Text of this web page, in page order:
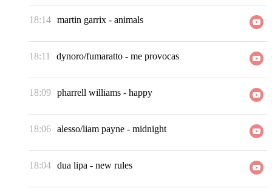
18:14 martin garrix - animals
18:11 dynoro/fumaratto - me provocas
18:09 pharrell williams - happy
18:06 alesso/liam payne - midnight
18:04 dua lipa - new rules